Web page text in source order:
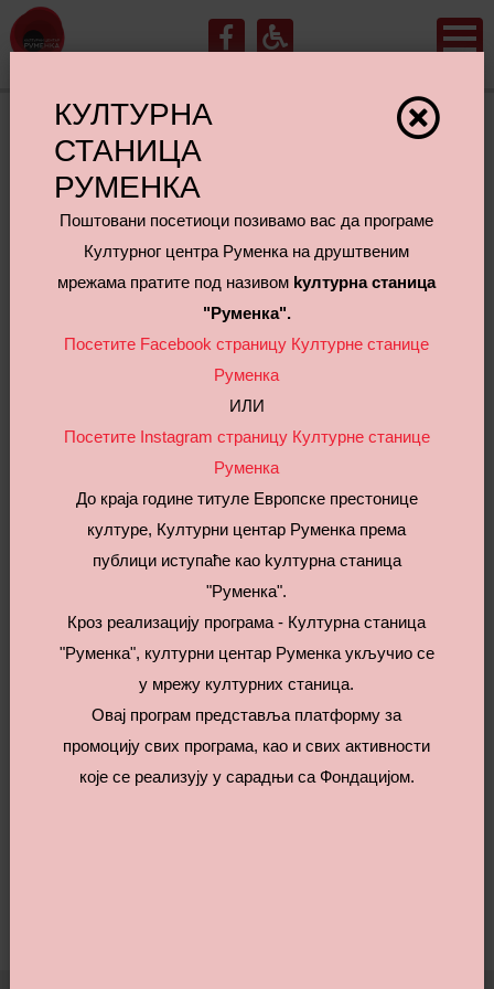
Руски кутак
Руски кутак
Драги посетиоци програма које КЦ
“Руменка” реализује, са радошћу Вас
обавештавамо да “Руски кутак” званично
почиње са радом у уторак 21.05.2019.
Настава руског језика одвијаће се два пута
недељно- уторком 17:30-18:30 (за старије) и
КУЛТУРНА
СТАНИЦА
РУМЕНКА
Поштовани посетиоци позивамо вас да програме
Културног центра Руменка на друштвеним
мрежама пратите под називом kултурна станица
"Руменка".
Посетите Facebook страницу Културне станице
Руменка
ИЛИ
Посетите Instagram страницу Културне станице
Руменка
До краја године титуле Европске престонице
културе, Културни центар Руменка према
публици иступаће као kултурна станица
"Руменка".
Кроз реализацију програма - Културна станица
"Руменка", културни центар Руменка укључио се
у мрежу културних станица.
Овај програм представља платформу за
промоцију свих програма, као и свих активности
које се реализују у сарадњи са Фондацијом.